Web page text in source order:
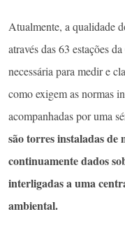
Atualmente, a qualidade
através das 63 estações
necessária para medir e
como exigem as normas
acompanhadas por uma
são torres instaladas de
continuamente dados
interligadas a uma
ambiental.